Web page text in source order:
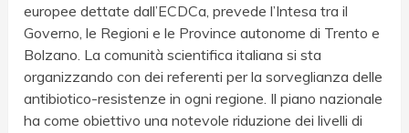
europee dettate dall’ECDCa, prevede l’Intesa tra il
Governo, le Regioni e le Province autonome di Trento e
Bolzano. La comunità scientifica italiana si sta
organizzando con dei referenti per la sorveglianza delle
antibiotico-resistenze in ogni regione. Il piano nazionale
ha come obiettivo una notevole riduzione dei livelli di